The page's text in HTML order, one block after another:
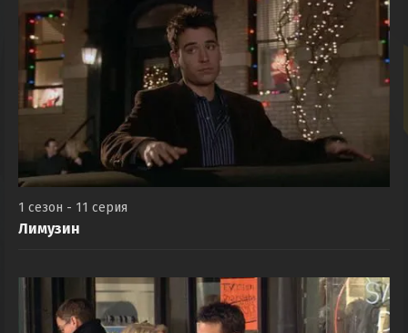
1 сезон - 11 серия
Лимузин